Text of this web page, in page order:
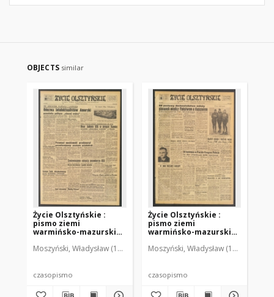
OBJECTS similar
Życie Olsztyńskie :
pismo ziemi
warmińsko-mazurskiej,
Moszyński, Władysław (1922-2001). Red. Mroczkowski, Włodzimierz
czasopismo
Życie Olsztyńskie :
pismo ziemi
warmińsko-mazurskiej,
Moszyński, Władysław (1922-2001).
czasopismo